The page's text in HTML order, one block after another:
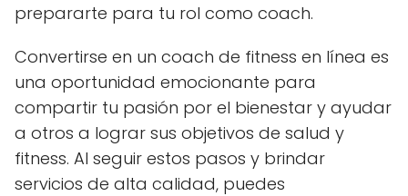
prepararte para tu rol como coach.
Convertirse en un coach de fitness en línea es
una oportunidad emocionante para
compartir tu pasión por el bienestar y ayudar
a otros a lograr sus objetivos de salud y
fitness. Al seguir estos pasos y brindar
servicios de alta calidad, puedes